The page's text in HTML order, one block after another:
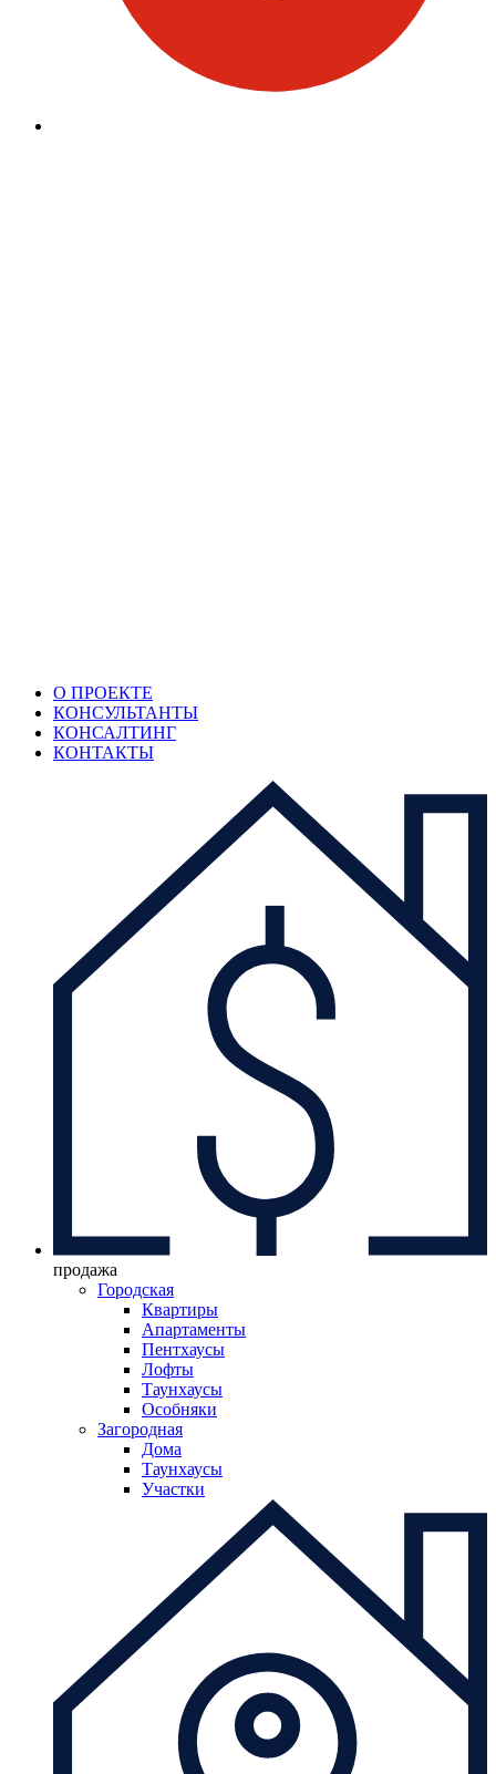
О ПРОЕКТЕ
КОНСУЛЬТАНТЫ
КОНСАЛТИНГ
КОНТАКТЫ
продажа
Городская
Квартиры
Апартаменты
Пентхаусы
Лофты
Таунхаусы
Особняки
Загородная
Дома
Таунхаусы
Участки